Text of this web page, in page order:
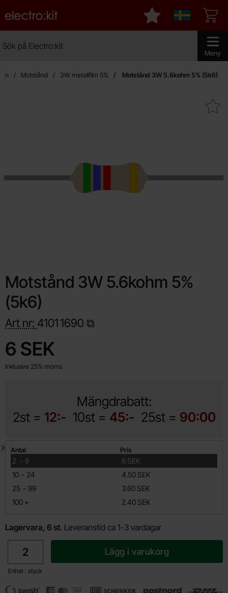
Meny
Startsidan för Electro:kit
Sverige
Mina favoriter
Motstånd 3W metallfilm 5% Motstånd 3W 5.6kohm 5% (5k6)
Makera motstånd 3W
Motstånd 3W 5.6kohm 5%
(5k6)
Art nr: 41011690
pris
6 SEK
Inklusive 25% moms
Mängdrabatt:
2st = 12:- 10st = 45:- 25st = 90:00
Mängdrabatt
Antal Pris
2 -
till 9
6 SEK
10 -
till 24
4.50 SEK
25 -
till 99
3.60 SEK
100 +
till 2.40 SEK
Lagervara, 6 st. Leveranstid ca 1-3 vardagar
Enhet : styck
Lägg i varukorg